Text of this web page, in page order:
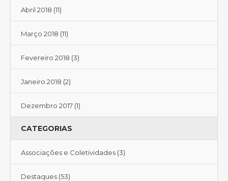
Abril 2018 (11)
Março 2018 (11)
Fevereiro 2018 (3)
Janeiro 2018 (2)
Dezembro 2017 (1)
CATEGORIAS
Associações e Coletividades (3)
Destaques (53)